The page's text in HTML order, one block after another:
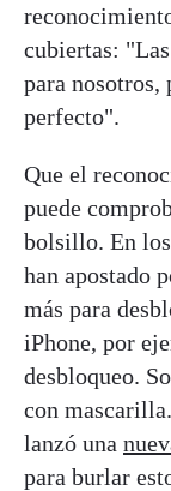
cubiertas:
para nosotros,
perfecto".
Que el
puede
bolsillo. En
han apostado
más para
iPhone, por
desbloqueo.
con
lanzó una
para burlar